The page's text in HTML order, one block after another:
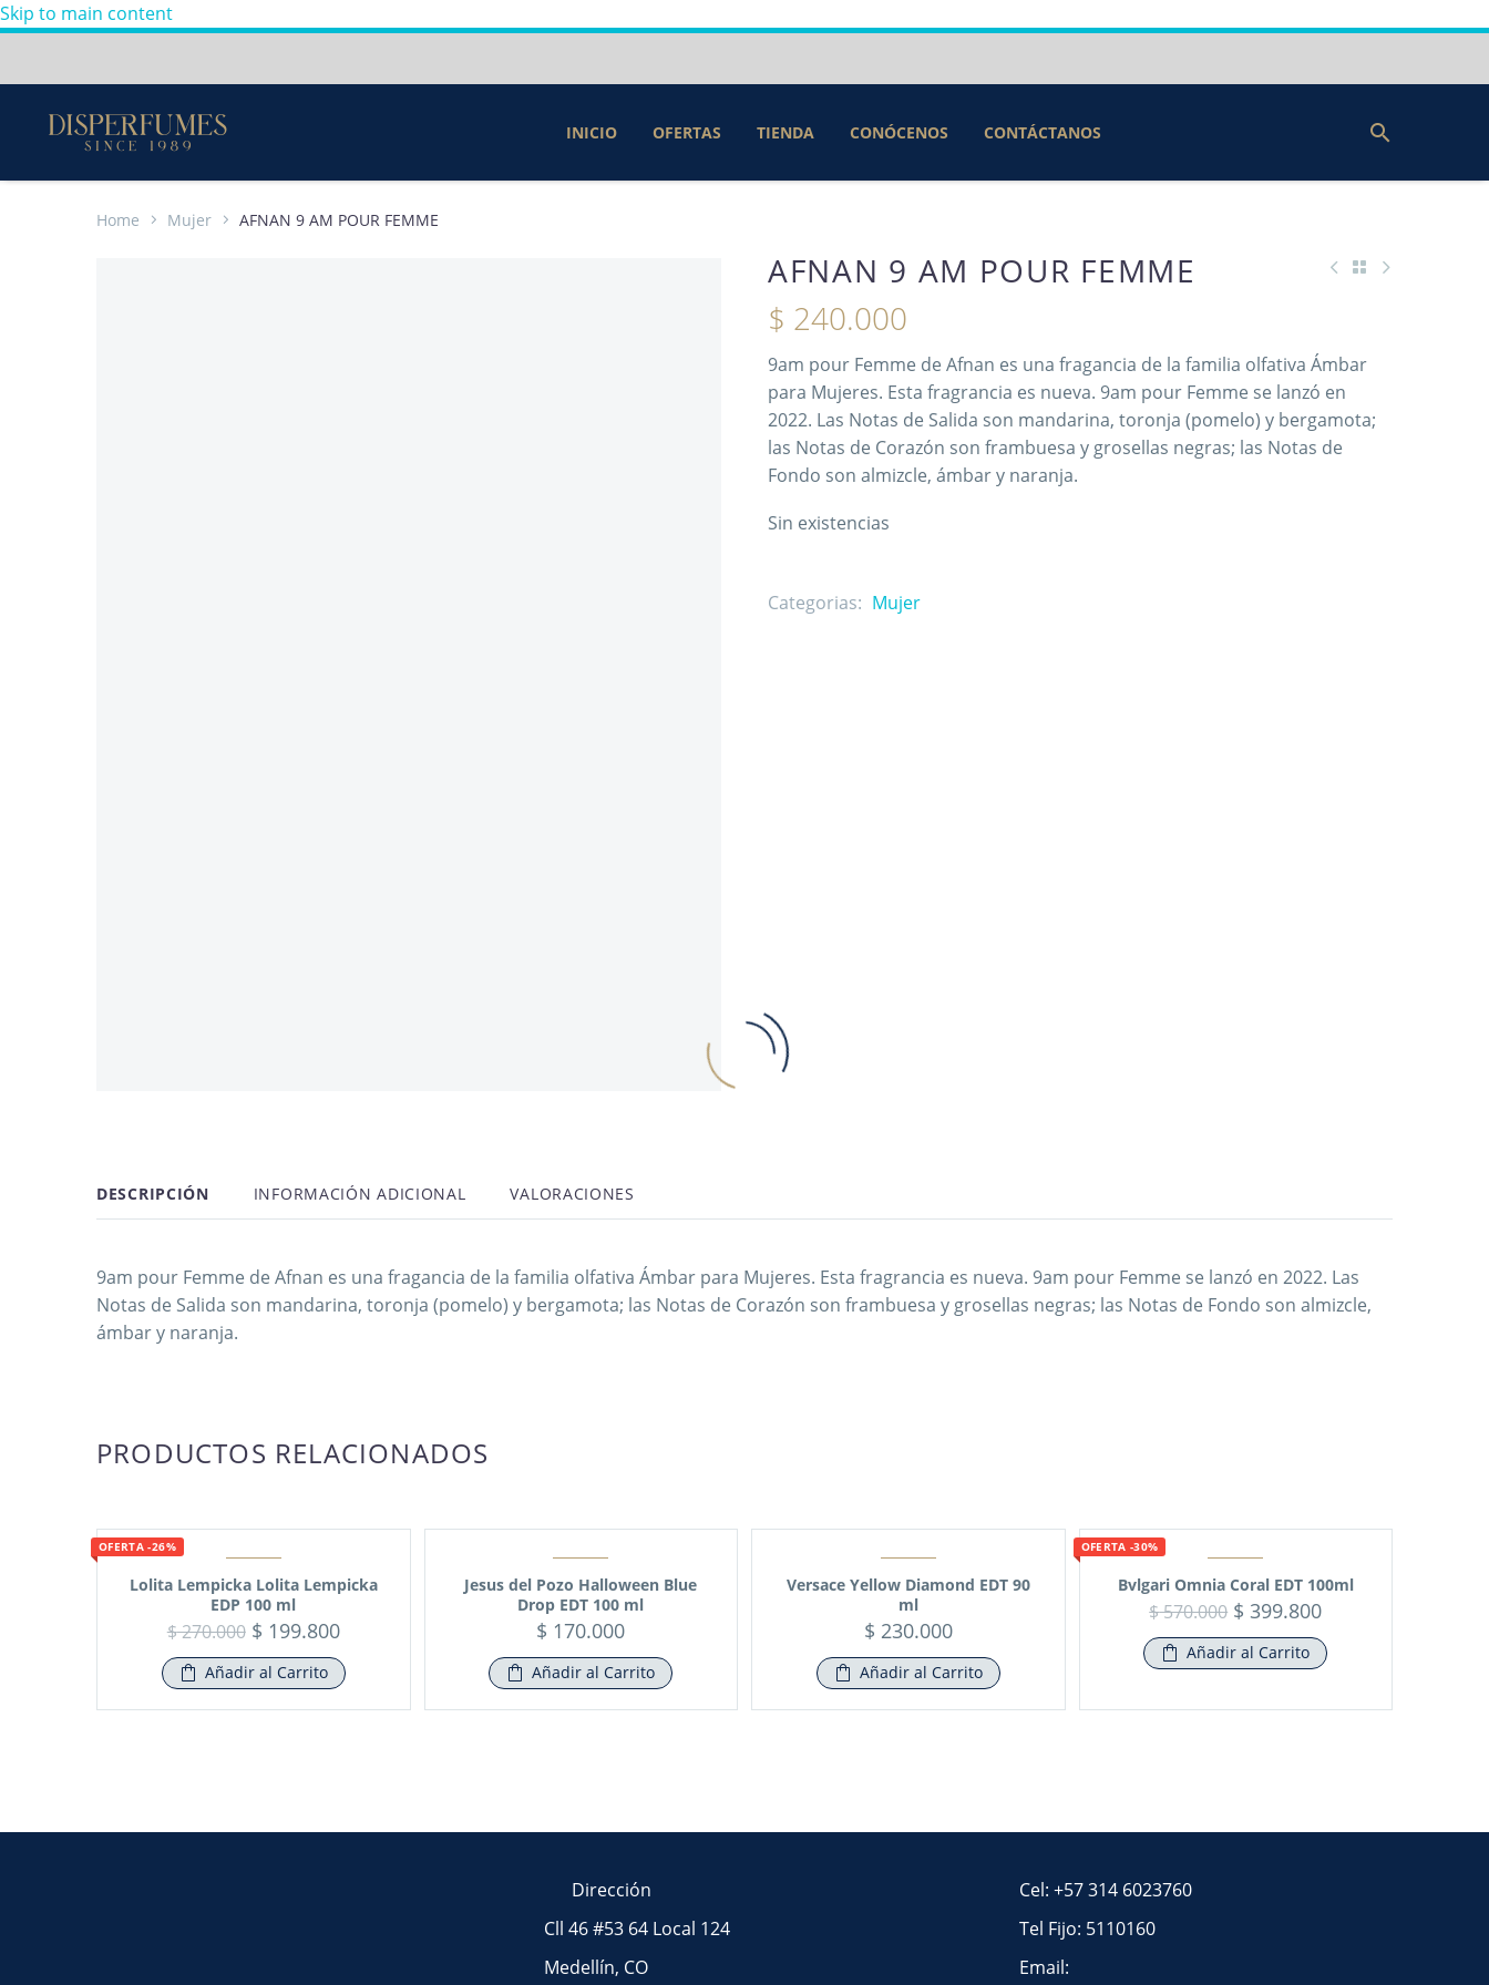
Skip to main content
INICIO OFERTAS TIENDA CONÓCENOS CONTÁCTANOS
Home Mujer AFNAN 9 AM POUR FEMME
AFNAN 9 AM POUR FEMME
$ 240.000
9am pour Femme de Afnan es una fragancia de la familia olfativa Ámbar
para Mujeres. Esta fragrancia es nueva. 9am pour Femme se lanzó en
2022. Las Notas de Salida son mandarina, toronja (pomelo) y bergamota;
las Notas de Corazón son frambuesa y grosellas negras; las Notas de
Fondo son almizcle, ámbar y naranja.
Sin existencias
Categorias: Mujer
DESCRIPCIÓN INFORMACIÓN ADICIONAL VALORACIONES
9am pour Femme de Afnan es una fragancia de la familia olfativa Ámbar para Mujeres. Esta fragrancia es nueva. 9am pour Femme se lanzó en 2022. Las
Notas de Salida son mandarina, toronja (pomelo) y bergamota; las Notas de Corazón son frambuesa y grosellas negras; las Notas de Fondo son almizcle,
ámbar y naranja.
PRODUCTOS RELACIONADOS
OFERTA -26%
Lolita Lempicka Lolita Lempicka
EDP 100 ml
$270.000 $ 199.800
Añadir al Carrito
Jesus del Pozo Halloween Blue
Drop EDT 100 ml
$ 170.000
Añadir al Carrito
Versace Yellow Diamond EDT 90
ml
$ 230.000
Añadir al Carrito
OFERTA -30%
Bvlgari Omnia Coral EDT 100ml
$570.000 $ 399.800
Añadir al Carrito
Dirección
Cll 46 #53 64 Local 124
Medellín, CO
Cel: +57 314 6023760
Tel Fijo: 5110160
Email: